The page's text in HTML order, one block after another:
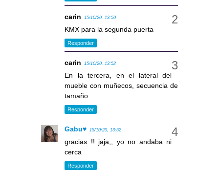
carin 15/10/20, 13:50
KMX para la segunda puerta
Responder
carin 15/10/20, 13:52
En la tercera, en el lateral del
mueble con muñecos, secuencia de
tamaño
Responder
Gabu♥ 15/10/20, 13:52
gracias !! jaja,, yo no andaba ni
cerca
Responder